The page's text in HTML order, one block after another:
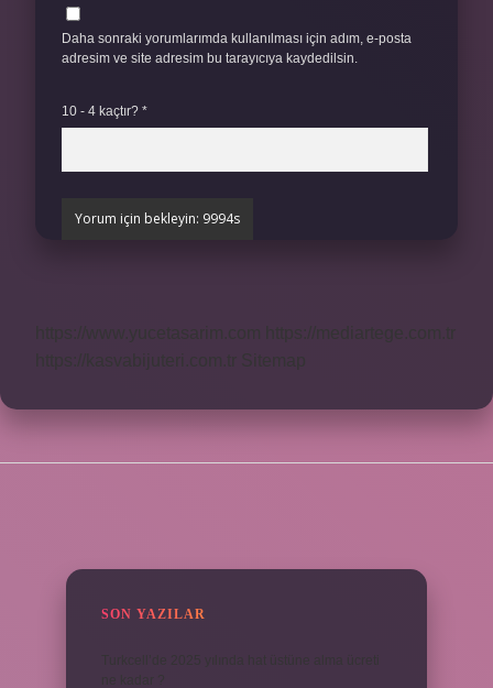
Daha sonraki yorumlarımda kullanılması için adım, e-posta
adresim ve site adresim bu tarayıcıya kaydedilsin.
10 - 4 kaçtır? *
SON YAZILAR